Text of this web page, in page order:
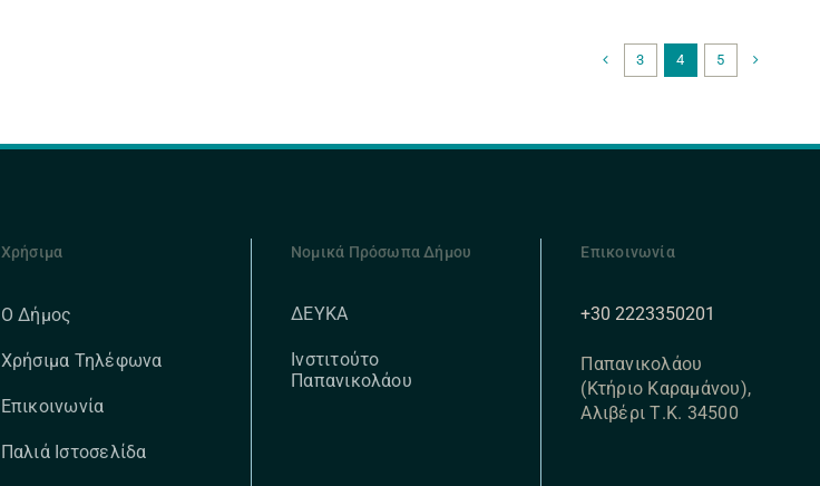
3 4 5
Χρήσιμα
Ο Δήμος
Χρήσιμα Τηλέφωνα
Επικοινωνία
Παλιά Ιστοσελίδα
Νομικά Πρόσωπα Δήμου
ΔΕΥΚΑ
Ινστιτούτο
Παπανικολάου
Επικοινωνία
+30 2223350201
Παπανικολάου
(Κτήριο Καραμάνου),
Αλιβέρι Τ.Κ. 34500